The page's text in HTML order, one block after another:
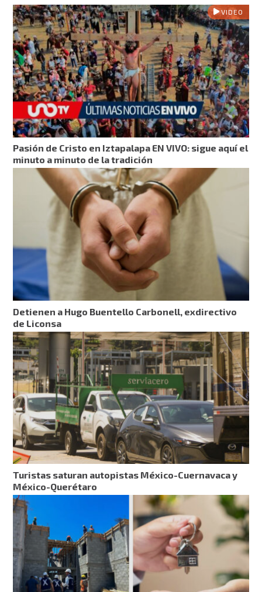
VIDEO
Pasión de Cristo en Iztapalapa EN VIVO: sigue aquí el
minuto a minuto de la tradición
Detienen a Hugo Buentello Carbonell, exdirectivo
de Liconsa
Turistas saturan autopistas México-Cuernavaca y
México-Querétaro